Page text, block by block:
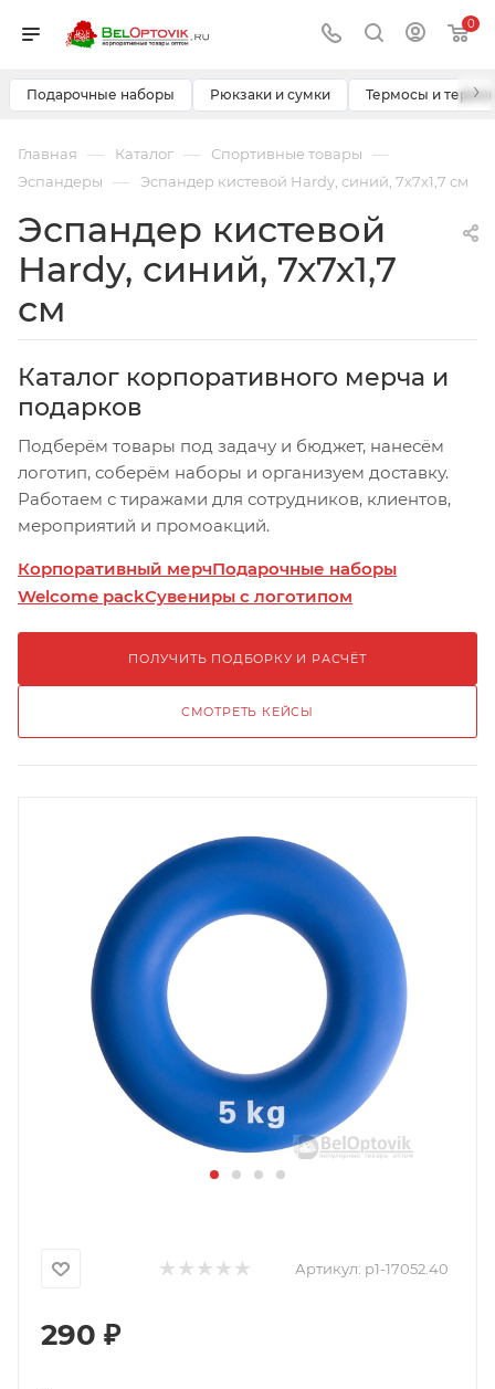
0
Подарочные наборы Рюкзаки и сумки Термосы и ›
Главная — Каталог — Спортивные товары —
Эспандеры — Эспандер кистевой Hardy, синий, 7х7х1,7 см
Эспандер кистевой
Hardy, синий, 7х7х1,7
см
Каталог корпоративного мерча и
подарков
Подберём товары под задачу и бюджет, нанесём
логотип, соберём наборы и организуем доставку.
Работаем с тиражами для сотрудников, клиентов,
мероприятий и промоакций.
Корпоративный мерчПодарочные наборы
Welcome packСувениры с логотипом
ПОЛУЧИТЬ ПОДБОРКУ И РАСЧЁТ
СМОТРЕТЬ КЕЙСЫ
Артикул: p1-17052.40
290 ₽